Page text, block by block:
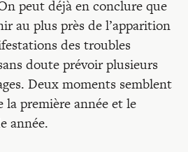
peut déjà en conclure que
au plus près de l’apparition
des troubles
doute prévoir plusieurs
Deux moments semblent
la première année et le
année.